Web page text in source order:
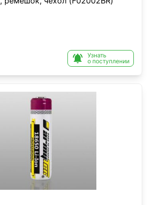

Узнать
о поступлении